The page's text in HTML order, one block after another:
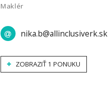
Maklér
nika.b@allinclusiverk.sk
ZOBRAZIŤ 1 PONUKU